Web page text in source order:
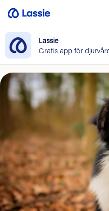
Lassie
Gratis app för